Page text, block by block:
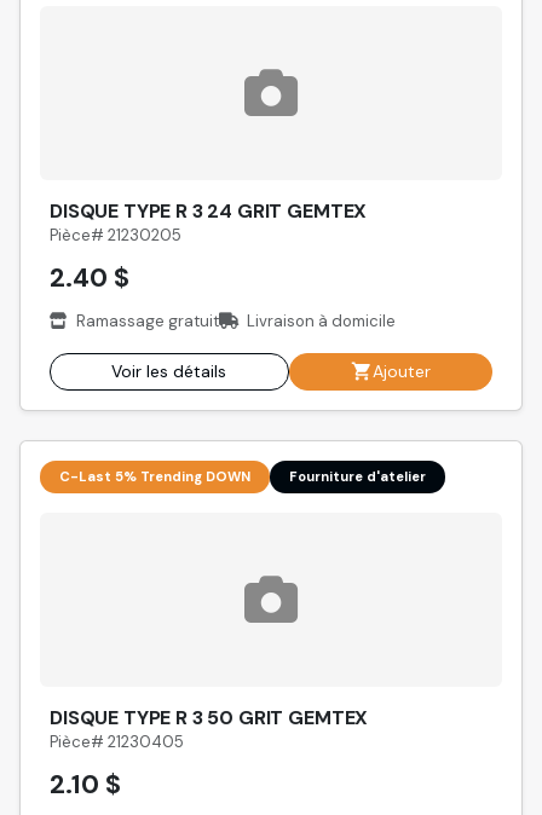
DISQUE TYPE R 3 24 GRIT GEMTEX
Pièce# 21230205
2.40 $
Ramassage gratuit Livraison à domicile
Voir les détails Ajouter
C-Last 5% Trending DOWN Fourniture d'atelier
DISQUE TYPE R 3 50 GRIT GEMTEX
Pièce# 21230405
2.10 $